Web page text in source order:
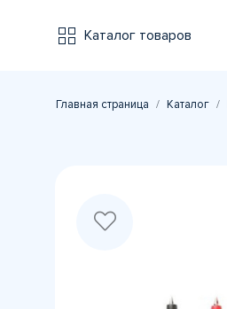
Каталог товаров
Главная страница Каталог